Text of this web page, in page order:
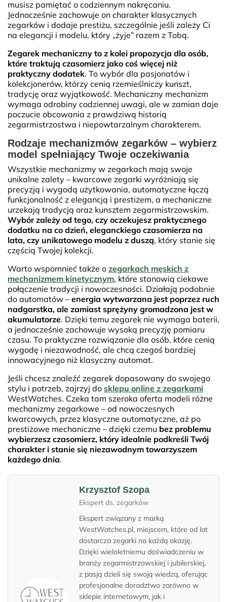
musisz pamiętać o codziennym nakręcaniu.
Jednocześnie zachowuje on charakter klasycznych
zegarków i dodaje prestiżu, szczególnie jeśli zależy Ci
na elegancji i modelu, który „żyje” razem z Tobą.
Zegarek mechaniczny to z kolei propozycja dla osób,
które traktują czasomierz jako coś więcej niż
praktyczny dodatek. To wybór dla pasjonatów i
kolekcjonerów, którzy cenią rzemieślniczy kunszt,
tradycję oraz wyjątkowość. Mechaniczny mechanizm
wymaga odrobiny codziennej uwagi, ale w zamian daje
poczucie obcowania z prawdziwą historią
zegarmistrzostwa i niepowtarzalnym charakterem.
Rodzaje mechanizmów zegarków – wybierz
model spełniający Twoje oczekiwania
Wszystkie mechanizmy w zegarkach mają swoje
unikalne zalety – kwarcowe zegarki wyróżniają się
precyzją i wygodą użytkowania, automatyczne łączą
funkcjonalność z elegancją i prestiżem, a mechaniczne
urzekają tradycją oraz kunsztem zegarmistrzowskim.
Wybór zależy od tego, czy oczekujesz praktycznego
dodatku na co dzień, eleganckiego czasomierza na
lata, czy unikatowego modelu z duszą, który stanie się
częścią Twojej kolekcji.
Warto wspomnieć także o zegarkach męskich z
mechanizmem kinetycznym, które stanowią ciekawe
połączenie tradycji i nowoczesności. Działają podobnie
do automatów – energia wytwarzana jest poprzez ruch
nadgarstka, ale zamiast sprężyny gromadzona jest w
akumulatorze. Dzięki temu zegarek nie wymaga baterii,
a jednocześnie zachowuje wysoką precyzję pomiaru
czasu. To praktyczne rozwiązanie dla osób, które cenią
wygodę i niezawodność, ale chcą czegoś bardziej
innowacyjnego niż klasyczny automat.
Jeśli chcesz znaleźć zegarek dopasowany do swojego
stylu i potrzeb, zajrzyj do sklepu online z zegarkami
WestWatches. Czeka tam szeroka oferta modeli różne
mechanizmy zegarkowe – od nowoczesnych
kwarcowych, przez klasyczne automatyczne, aż po
prestiżowe mechaniczne – dzięki czemu bez problemu
wybierzesz czasomierz, który idealnie podkreśli Twój
charakter i stanie się niezawodnym towarzyszem
każdego dnia.
Krzysztof Szopa
Ekspert ds. zegarków
Ekspert związany z marką
WestWatches.pl, miejscem, które od lat
dostarcza zegarki na każdą okazję.
Dzięki wieloletniemu doświadczeniu w
branży zegarmistrzowskiej i jubilerskiej,
z pasją dzieli się swoją wiedzą, oferując
profesjonalne doradztwo zarówno w
sklepie internetowym, jak i